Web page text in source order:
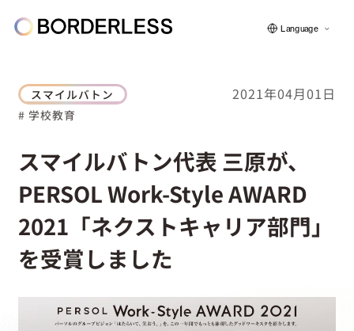
ボーダレスについて
グループの仕組み
ソーシャルビジネス
フェロー紹介
Language
スマイルバトン 2021年04月01日
# 学校教育
スマイルバトン代表 三原が、
PERSOL Work-Style AWARD
2021「ネクストキャリア部門」
を受賞しました